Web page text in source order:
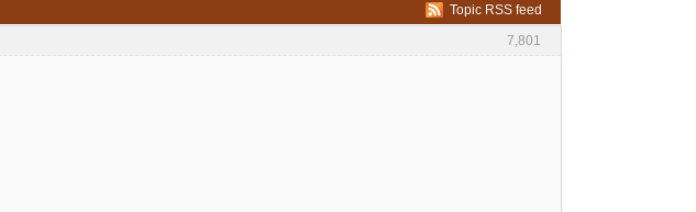
Topic RSS feed
7,801